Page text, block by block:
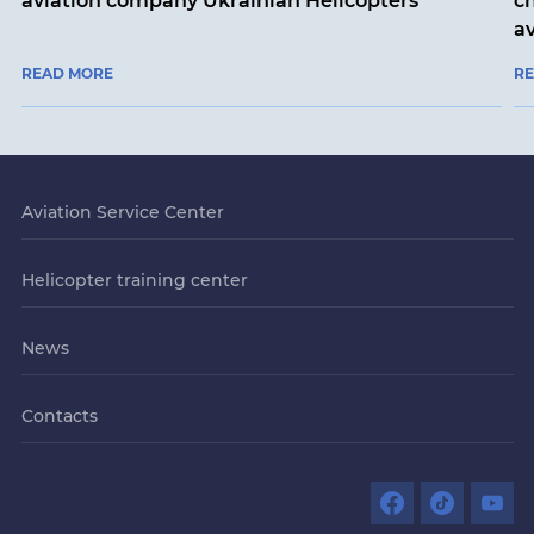
READ MORE
Aviation Service Center
Helicopter training center
News
Contacts